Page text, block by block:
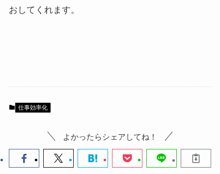
おしてくれます。
仕事効率化
よかったらシェアしてね！